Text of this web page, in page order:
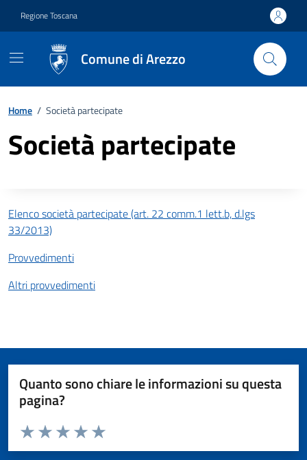
Regione Toscana
Comune di Arezzo
Home / Società partecipate
Società partecipate
Descrizione completa
Elenco società partecipate (art. 22 comm.1 lett.b, d.lgs
33/2013)
Provvedimenti
Altri provvedimenti
Quanto sono chiare le informazioni su questa
pagina?
Valuta da 1 a 5 stelle la pagina
Valuta 5 stelle su 5
Valuta 4 stelle su 5
Valuta 3 stelle su 5
Valuta 2 stelle su 5
Valuta 1 stelle su 5